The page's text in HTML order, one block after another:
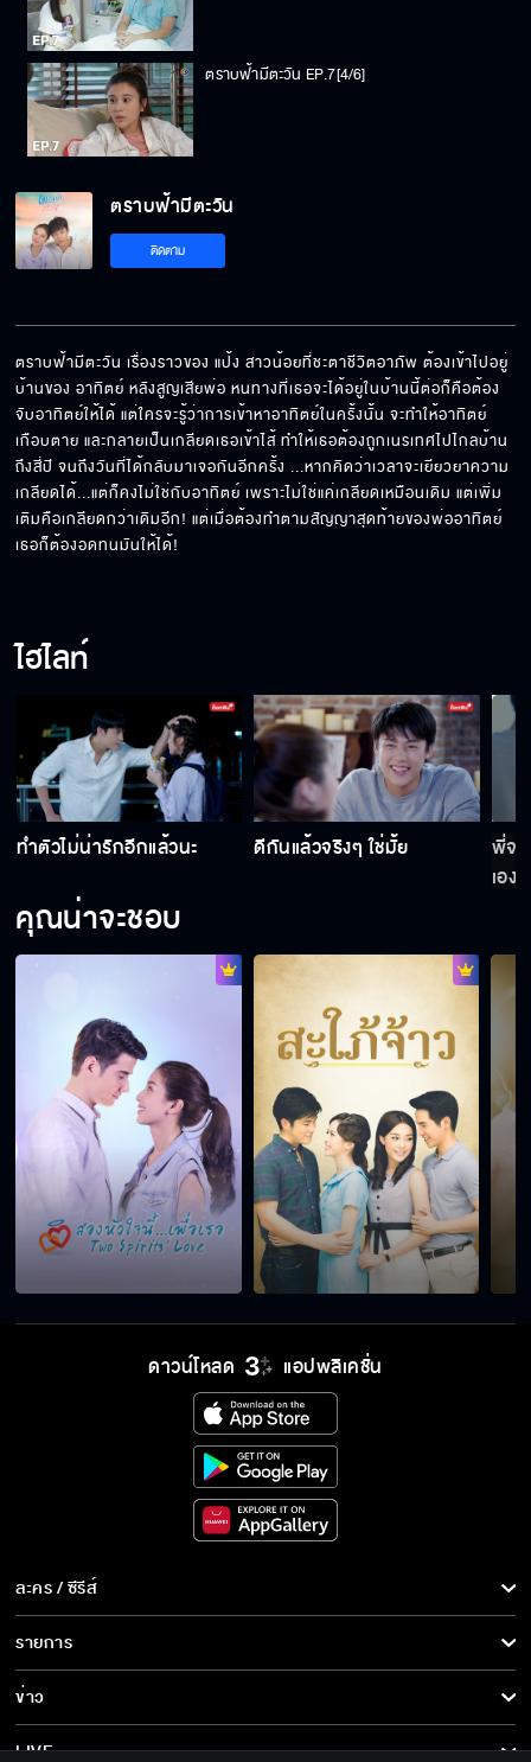
ตราบฟ้ามีตะวัน EP.7[4/6]
ตราบฟ้ามีตะวัน
ติดตาม
ตราบฟ้ามีตะวัน เรื่องราวของ แป้ง สาวน้อยที่ชะตาชีวิตอาภัพ ต้องเข้าไปอยู่
บ้านของ อาทิตย์ หลังสูญเสียพ่อ หนทางที่เธอจะได้อยู่ในบ้านนี้ต่อก็คือต้อง
จับอาทิตย์ให้ได้ แต่ใครจะรู้ว่าการเข้าหาอาทิตย์ในครั้งนั้น จะทำให้อาทิตย์
เกือบตาย และกลายเป็นเกลียดเธอเข้าไส้ ทำให้เธอต้องถูกเนรเทศไปไกลบ้าน
ถึงสี่ปี จนถึงวันที่ได้กลับมาเจอกันอีกครั้ง ...หากคิดว่าเวลาจะเยียวยาความ
เกลียดได้...แต่ก็คงไม่ใช่กับอาทิตย์ เพราะไม่ใช่แค่เกลียดเหมือนเดิม แต่เพิ่ม
เติมคือเกลียดกว่าเดิมอีก! แต่เมื่อต้องทำตามสัญญาสุดท้ายของพ่ออาทิตย์
เธอก็ต้องอดทนมันให้ได้!
ไฮไลท์
ทำตัวไม่น่ารักอีกแล้วนะ ดีกันแล้วจริงๆ ใช่มั้ย
พี่จะ
เอง
คุณน่าจะชอบ
ดาวน์โหลด แอปพลิเคชั่น
ละคร / ซีรีส์
ละคร/ซีรีส์
ซีรีส์นานาชาติ
การ์ตูน & เกม
รายการ
รายการทั้งหมด
ข่าว
ข่าวทั้งหมด
LIVE